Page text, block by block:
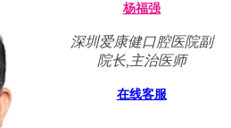
杨福强
深圳爱康健口腔医院副
院长,主治医师
在线客服